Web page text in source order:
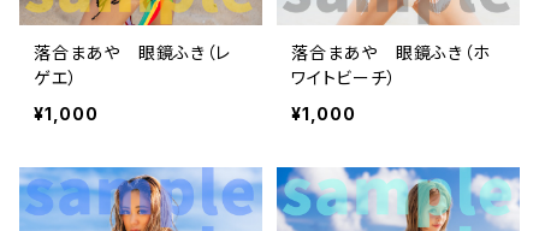
落合まあや 眼鏡ふき（レ
ゲエ）
¥1,000
落合まあや 眼鏡ふき（ホ
ワイトビーチ）
¥1,000